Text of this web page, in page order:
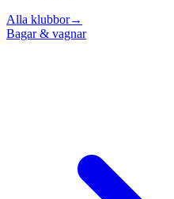
Alla klubbor→
Bagar & vagnar